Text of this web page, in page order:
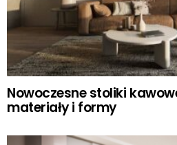
Nowoczesne stoliki
materiały i formy